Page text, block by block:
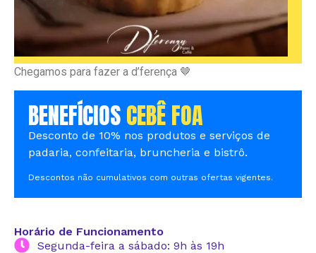
Chegamos para fazer a d’ferença 🤎
BENEFÍCIOSCEBÊ FOA
Desconto de 10% nos produtos e serviços de
padaria, confeitaria, bruncheria e bistrô.
Descontos não cumulativos com outras ofertas vigentes.
Horário de Funcionamento
Segunda-feira a sábado: 9h às 19h